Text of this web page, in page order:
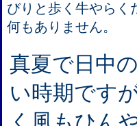
びりと歩く牛やらく
何もありません。
真夏で日中
い時期です